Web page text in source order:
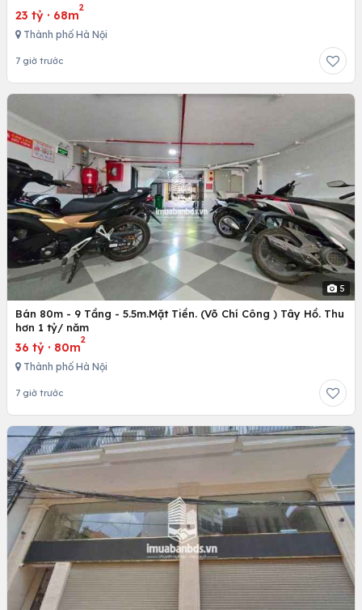
23 tỷ · 68m
2
Thành phố Hà Nội
7 giờ trước
5
Bán 80m - 9 Tầng - 5.5m.Mặt Tiền. (Võ Chí Công ) Tây Hồ. Thu
hơn 1 tỷ/ năm
36 tỷ · 80m
2
Thành phố Hà Nội
7 giờ trước